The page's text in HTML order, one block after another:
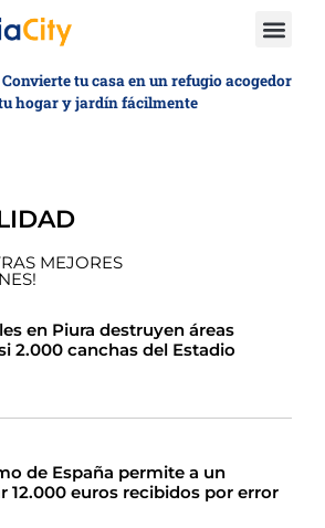
Convierte tu casa en un refugio acogedor
hogar y jardín fácilmente
MEJORES
en Piura destruyen áreas
2.000 canchas del Estadio
de España permite a un
12.000 euros recibidos por error